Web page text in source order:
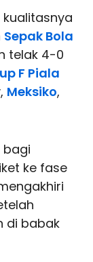
kualitasnya
Sepak Bola
telak 4-0
F Piala
Meksiko,
bagi
ke fase
di babak